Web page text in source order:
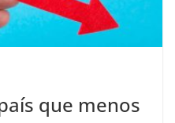
que menos